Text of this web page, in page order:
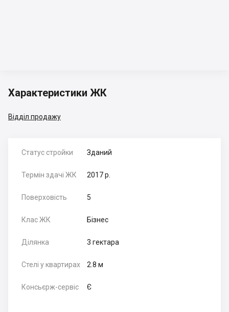
Характеристики ЖК
Відділ продажу
Статус стройки Зданий
Термін здачі ЖК 2017 р.
Поверховість 5
Клас ЖК Бізнес
Ділянка 3 гектара
Стелі у квартирах 2.8 м
Консьєрж-сервіс Є